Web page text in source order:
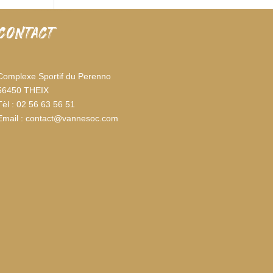
Sportif du Perenno
THEIX
: 02 56 63 56 51
: contact@vannesoc.com